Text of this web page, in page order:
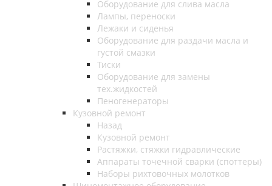
Оборудование для слива масла
Лампы, переноски
Лежаки и сиденья
Оборудование для раздачи масла и
густой смазки
Тиски
Оборудование для замены
тех.жидкостей
Пеногенераторы
Кузовной ремонт
Назад
Кузовной ремонт
Растяжки, стяжки гидравлические
Аппараты точечной сварки (споттеры)
Наборы рихтовочных молотков